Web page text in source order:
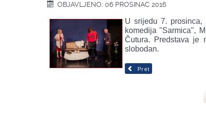
OBJAVLJENO: 06 PROSINAC 2016
U srijedu 7.
komedija "Sarmica",
Čutura. Predstava je
slobodan.
Pret